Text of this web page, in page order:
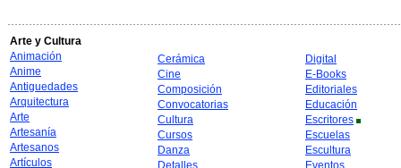
Arte y Cultura
Animación
Anime
Antiguedades
Arquitectura
Arte
Artesanía
Artesanos
Artículos
Cerámica
Cine
Composición
Convocatorias
Cultura
Cursos
Danza
Detalles
Digital
E-Books
Editoriales
Educación
Escritores
Escuelas
Escultura
Eventos